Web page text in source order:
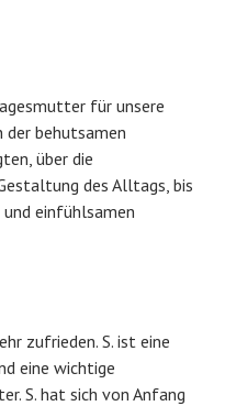
für unsere
der behutsamen
über die
des Alltags, bis
und einfühlsamen
zufrieden. S. ist eine
eine wichtige
S. hat sich von Anfang